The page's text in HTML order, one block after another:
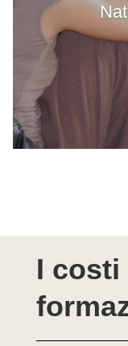
I costi